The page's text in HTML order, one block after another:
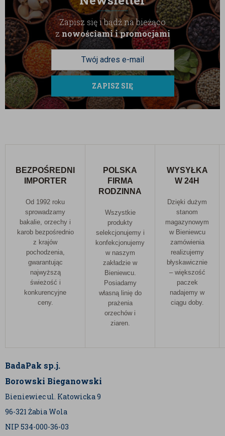
Zapisz się i bądź na bieżąco
znowościami i promocjami
ZAPISZ SIĘ
BEZPOŚREDNI
IMPORTER
Od 1992 roku
sprowadzamy
bakalie, orzechy i
karob bezpośrednio
z krajów
pochodzenia,
gwarantując
najwyższą
świeżość i
konkurencyjne
ceny.
POLSKA
FIRMA
RODZINNA
Wszystkie
produkty
selekcjonujemy i
konfekcjonujemy
w naszym
zakładzie w
Bieniewcu.
Posiadamy
własną linię do
prażenia
orzechów i
ziaren.
WYSYŁKA
W 24H
Dzięki dużym
stanom
magazynowym
w Bieniewcu
zamówienia
realizujemy
błyskawicznie
– większość
paczek
nadajemy w
ciągu doby.
BadaPak sp.j.
Borowski Bieganowski
Bieniewiec ul. Katowicka 9
96-321 Żabia Wola
NIP 534-000-36-03